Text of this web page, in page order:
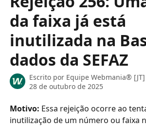
da faixa já está
inutilizada na
dados da SEFAZ
Escrito por Equipe Webmania® [JT]
28 de outubro de 2025
Motivo: Essa rejeição ocorre ao
inutilização de um número ou faixa